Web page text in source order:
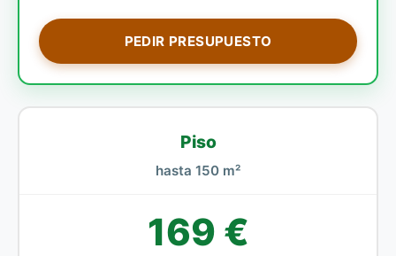
PEDIR PRESUPUESTO
Piso
hasta 150 m²
169 €